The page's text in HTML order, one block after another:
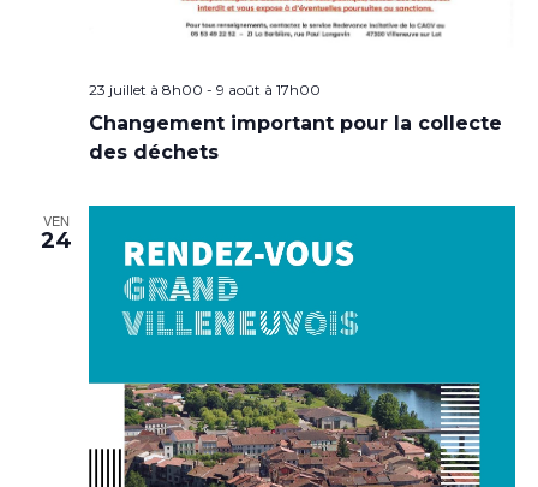
23 juillet à 8h00 - 9 août à 17h00
Changement important pour la collecte
des déchets
VEN
24